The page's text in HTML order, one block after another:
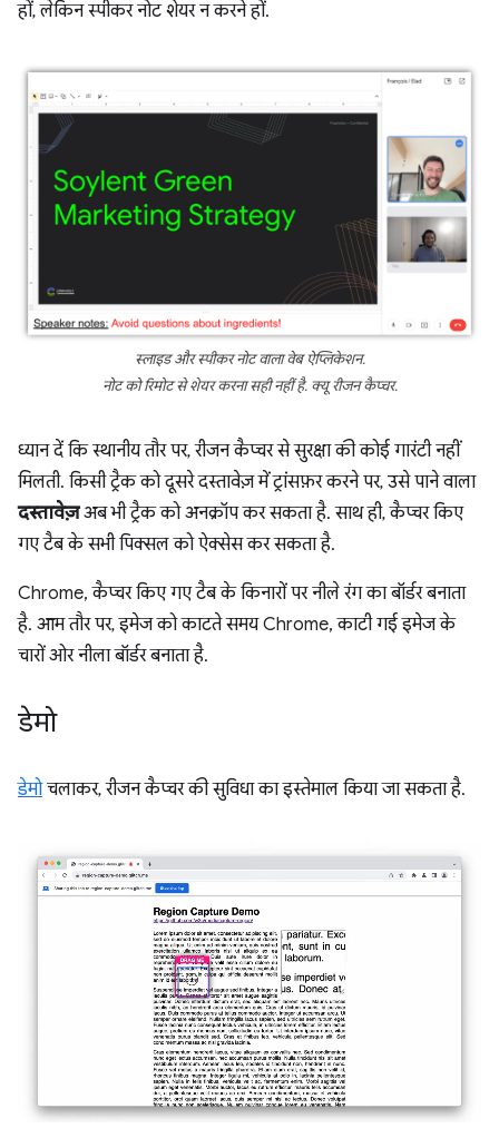
हों, लेकिन स्पीकर नोट शेयर न करने हों.
स्लाइड और स्पीकर नोट वाला वेब ऐप्लिकेशन.
नोट को रिमोट से शेयर करना सही नहीं है. क्यू रीजन कैप्चर.
ध्यान दें कि स्थानीय तौर पर, रीजन कैप्चर से सुरक्षा की कोई गारंटी नहीं
मिलती. किसी ट्रैक को दूसरे दस्तावेज़ में ट्रांसफ़र करने पर, उसे पाने वाला
दस्तावेज़अब भी ट्रैक को अनक्रॉप कर सकता है. साथ ही, कैप्चर किए
गए टैब के सभी पिक्सल को ऐक्सेस कर सकता है.
Chrome, कैप्चर किए गए टैब के किनारों पर नीले रंग का बॉर्डर बनाता
है. आम तौर पर, इमेज को काटते समय Chrome, काटी गई इमेज के
चारों ओर नीला बॉर्डर बनाता है.
डेमो
डेमोचलाकर, रीजन कैप्चर की सुविधा का इस्तेमाल किया जा सकता है.